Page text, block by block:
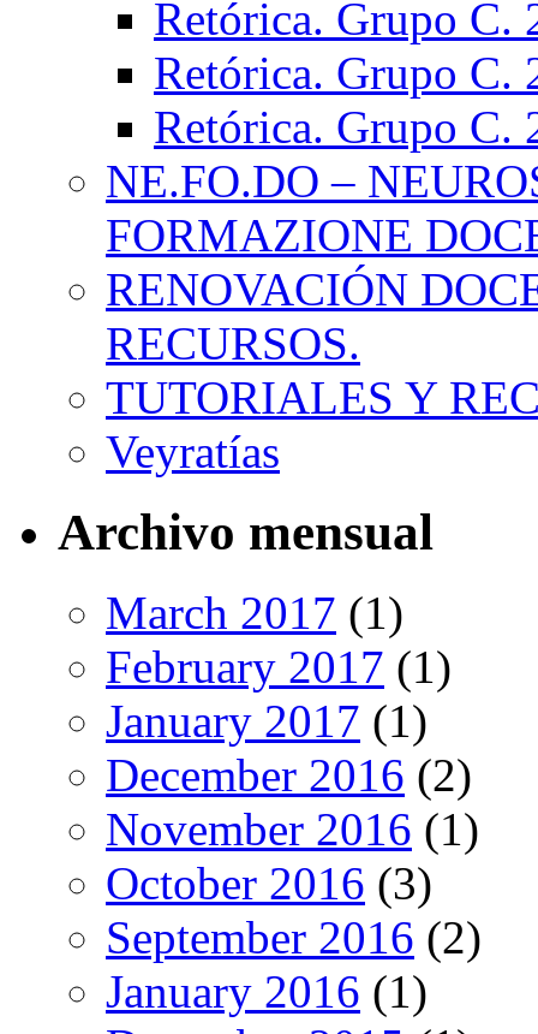
Retórica. Grupo C.
Retórica. Grupo C.
Retórica. Grupo C.
NE.FO.DO –
FORMAZIONE
RENOVACIÓN
RECURSOS.
TUTORIALES Y
Veyratías
Archivo mensual
March 2017 (1)
February 2017 (1)
January 2017 (1)
December 2016 (2)
November 2016 (1)
October 2016 (3)
September 2016 (2)
January 2016 (1)